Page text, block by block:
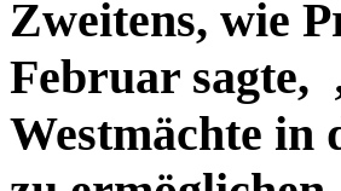
Zweitens, wie
Februar sagte,
Westmächte in